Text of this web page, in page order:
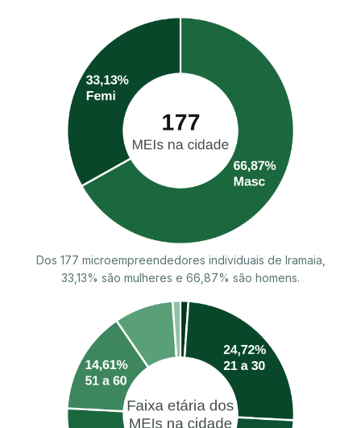
Dos 177 microempreendedores individuais de Iramaia,
33,13% são mulheres e 66,87% são homens.